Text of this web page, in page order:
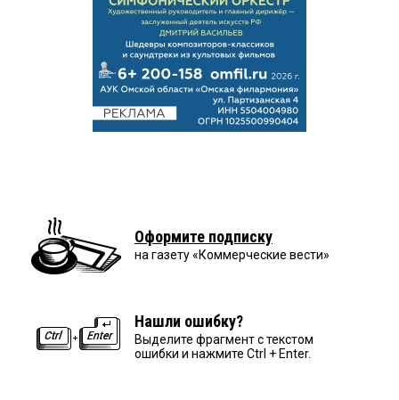
Оформите подписку
на газету «Коммерческие вести»
Нашли ошибку?
Выделите фрагмент с текстом
ошибки и нажмите Ctrl + Enter.